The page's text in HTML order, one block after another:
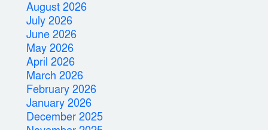
August 2026
July 2026
June 2026
May 2026
April 2026
March 2026
February 2026
January 2026
December 2025